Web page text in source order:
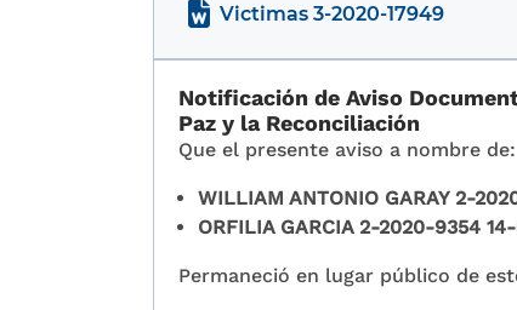
Victimas 3-2020-17949
Notificación de Aviso
Paz y la Reconciliación
Que el presente aviso a nombre de:
WILLIAM ANTONIO GARAY 2-
ORFILIA GARCIA 2-2020-9354
Permaneció en lugar público de